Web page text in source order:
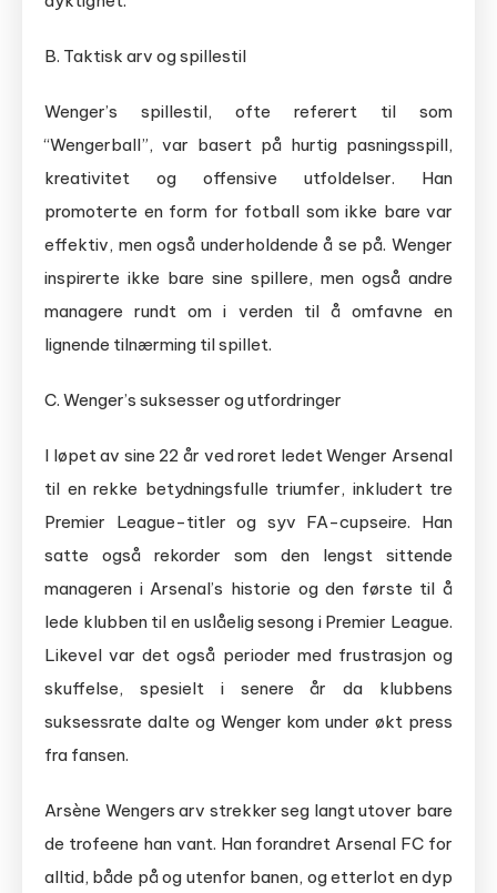
B. Taktisk arv og spillestil
Wenger’s spillestil, ofte referert til som
“Wengerball”, var basert på hurtig pasningsspill,
kreativitet og offensive utfoldelser. Han
promoterte en form for fotball som ikke bare var
effektiv, men også underholdende å se på. Wenger
inspirerte ikke bare sine spillere, men også andre
managere rundt om i verden til å omfavne en
lignende tilnærming til spillet.
C. Wenger’s suksesser og utfordringer
I løpet av sine 22 år ved roret ledet Wenger Arsenal
til en rekke betydningsfulle triumfer, inkludert tre
Premier League-titler og syv FA-cupseire. Han
satte også rekorder som den lengst sittende
manageren i Arsenal’s historie og den første til å
lede klubben til en uslåelig sesong i Premier League.
Likevel var det også perioder med frustrasjon og
skuffelse, spesielt i senere år da klubbens
suksessrate dalte og Wenger kom under økt press
fra fansen.
Arsène Wengers arv strekker seg langt utover bare
de trofeene han vant. Han forandret Arsenal FC for
alltid, både på og utenfor banen, og etterlot en dyp